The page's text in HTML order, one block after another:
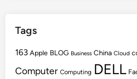
Tags
163 Apple BLOG Business China Cloud
Computer Computing DELL